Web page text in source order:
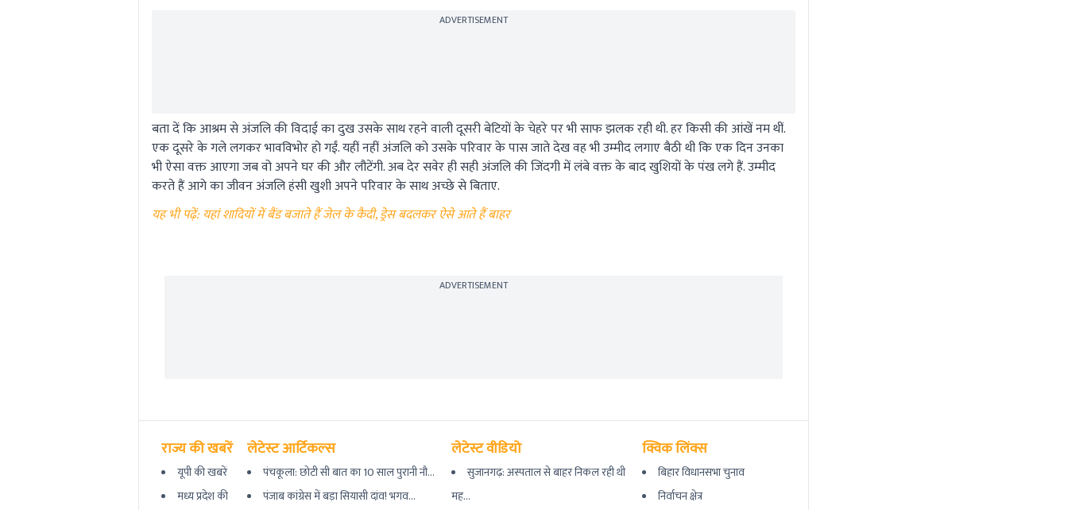
ADVERTISEMENT
बता दें कि आश्रम से अंजलि की विदाई का दुख उसके साथ रहने वाली दूसरी बेटियों के चेहरे पर भी साफ झलक रही थी. हर किसी की आंखें नम थीं.
एक दूसरे के गले लगकर भावविभोर हो गईं. यहीं नहीं अंजलि को उसके परिवार के पास जाते देख वह भी उम्मीद लगाए बैठी थी कि एक दिन उनका
भी ऐसा वक्त आएगा जब वो अपने घर की और लौटेंगी. अब देर सवेर ही सही अंजलि की जिंदगी में लंबे वक्त के बाद खुशियों के पंख लगे हैं. उम्मीद
करते हैं आगे का जीवन अंजलि हंसी खुशी अपने परिवार के साथ अच्छे से बिताए.
यह भी पढ़ें: यहां शादियों में बैंड बजाते हैं जेल के कैदी, ड्रेस बदलकर ऐसे आते हैं बाहर
ADVERTISEMENT
राज्य की खबरें
यूपी की खबरें
मध्य प्रदेश की
लेटेस्ट आर्टिकल्स
पंचकूला: छोटी सी बात का 10 साल पुरानी नौ...
पंजाब कांग्रेस में बड़ा सियासी दांव! भगव...
लेटेस्ट वीडियो
सुजानगढ़: अस्पताल से बाहर निकल रही थी
मह...
क्विक लिंक्स
बिहार विधानसभा चुनाव
निर्वाचन क्षेत्र